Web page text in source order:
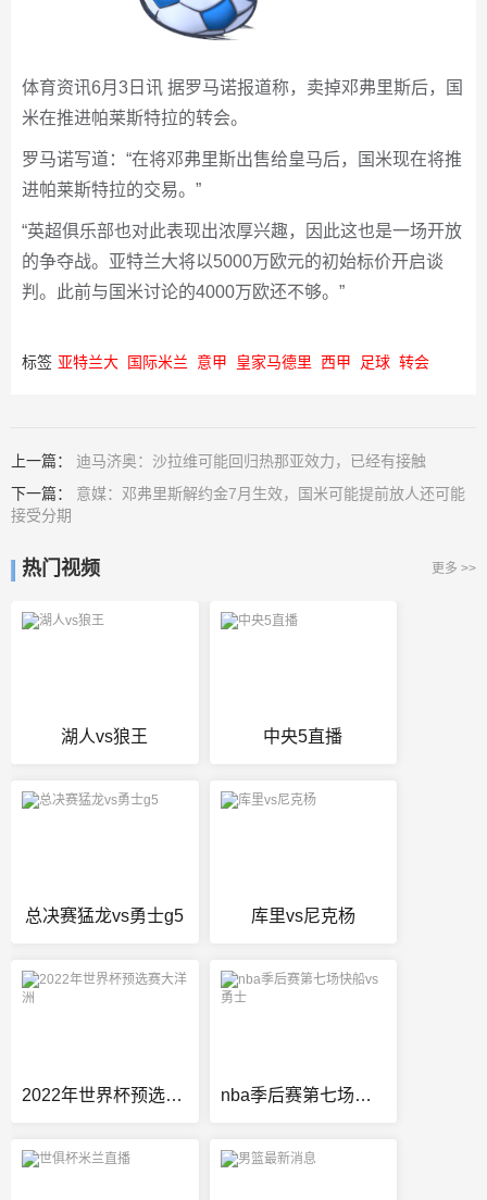
体育资讯6月3日讯 据罗马诺报道称，卖掉邓弗里斯后，国
米在推进帕莱斯特拉的转会。
罗马诺写道：“在将邓弗里斯出售给皇马后，国米现在将推
进帕莱斯特拉的交易。”
“英超俱乐部也对此表现出浓厚兴趣，因此这也是一场开放
的争夺战。亚特兰大将以5000万欧元的初始标价开启谈
判。此前与国米讨论的4000万欧还不够。”
标签 亚特兰大 国际米兰 意甲 皇家马德里 西甲 足球 转会
上一篇： 迪马济奥：沙拉维可能回归热那亚效力，已经有接触
下一篇： 意媒：邓弗里斯解约金7月生效，国米可能提前放人还可能
接受分期
热门视频 更多 >>
湖人vs狼王 中央5直播
总决赛猛龙vs勇士g5 库里vs尼克杨
2022年世界杯预选赛大洋洲 nba季后赛第七场快船vs勇士